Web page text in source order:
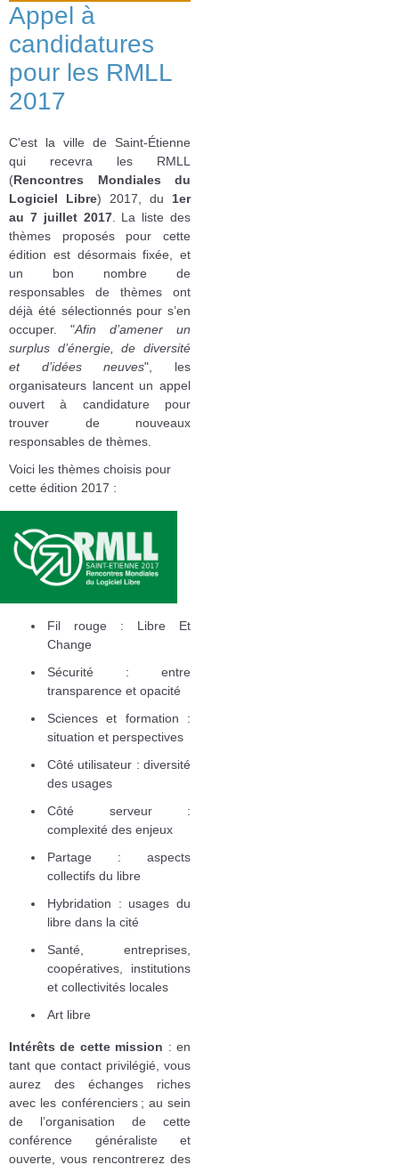
Appel à
candidatures
pour les RMLL
2017
C'est la ville de Saint-Étienne
qui recevra les RMLL
(Rencontres Mondiales du
Logiciel Libre) 2017, du 1er
au 7 juillet 2017. La liste des
thèmes proposés pour cette
édition est désormais fixée, et
un bon nombre de
responsables de thèmes ont
déjà été sélectionnés pour s’en
occuper. "Afin d’amener un
surplus d’énergie, de diversité
et d’idées neuves", les
organisateurs lancent un appel
ouvert à candidature pour
trouver de nouveaux
responsables de thèmes.
Voici les thèmes choisis pour
cette édition 2017 :
Fil rouge : Libre Et
Change
Sécurité : entre
transparence et opacité
Sciences et formation :
situation et perspectives
Côté utilisateur : diversité
des usages
Côté serveur :
complexité des enjeux
Partage : aspects
collectifs du libre
Hybridation : usages du
libre dans la cité
Santé, entreprises,
coopératives, institutions
et collectivités locales
Art libre
Intérêts de cette mission : en
tant que contact privilégié, vous
aurez des échanges riches
avec les conférenciers ; au sein
de l’organisation de cette
conférence généraliste et
ouverte, vous rencontrerez des